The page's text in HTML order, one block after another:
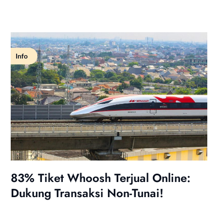
Info
83% Tiket Whoosh Terjual Online:
Dukung Transaksi Non-Tunai!